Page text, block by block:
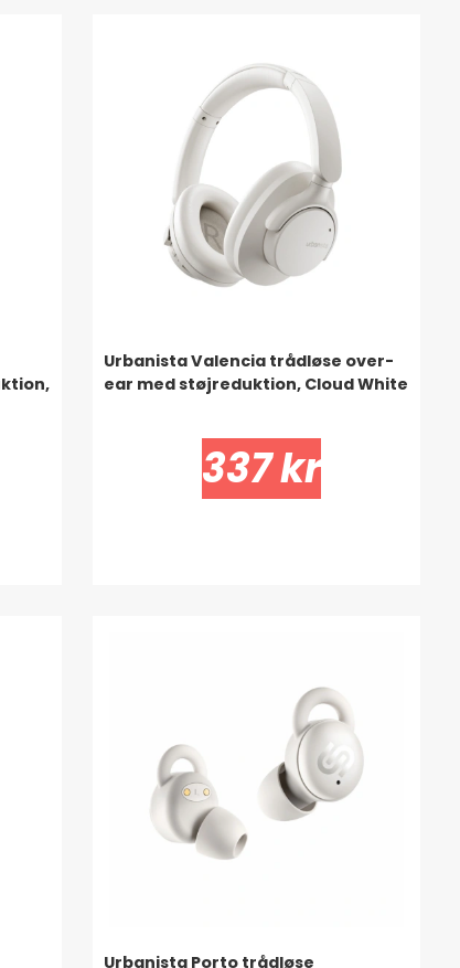
Urbanista Valencia trådløse over-
ear med støjreduktion, Cloud White
337 kr
Urbanista Porto trådløse